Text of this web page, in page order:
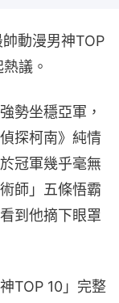
動漫男神TOP
議。
勢坐穩亞軍，
探柯南》純情
冠軍幾乎毫無
師」五條悟霸
到他摘下眼罩
TOP 10」完整